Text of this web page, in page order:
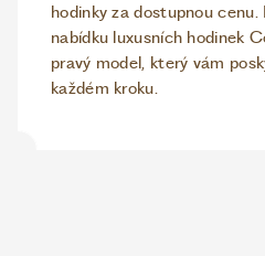
hodinky za dostupnou
nabídku luxusních hodinek
pravý model, který vám
každém kroku.